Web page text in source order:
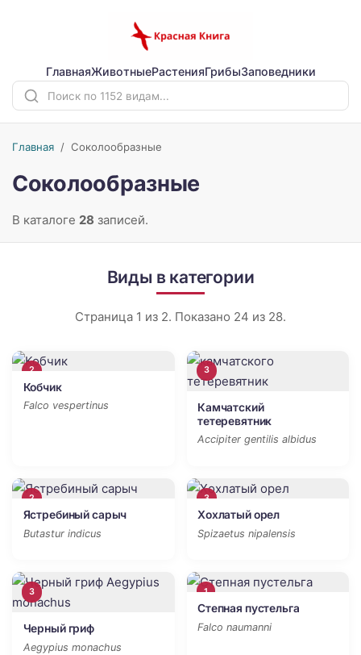
ГлавнаяЖивотныеРастенияГрибыЗаповедники
Главная / Соколообразные
Соколообразные
В каталоге 28 записей.
Виды в категории
Страница 1 из 2. Показано 24 из 28.
2
Кобчик
Falco vespertinus
3
Камчатский
тетеревятник
Accipiter gentilis albidus
2
Ястребиный сарыч
Butastur indicus
3
Хохлатый орел
Spizaetus nipalensis
3
Черный гриф
Aegypius monachus
1
Степная пустельга
Falco naumanni